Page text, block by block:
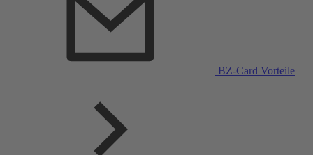
BZ-Card Vorteile